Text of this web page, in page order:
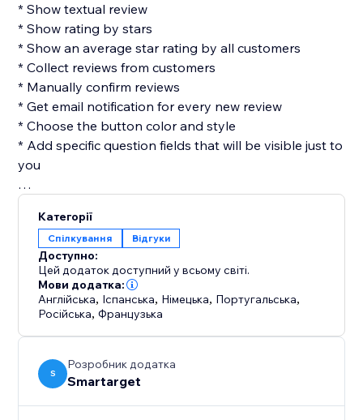
* Show textual review
* Show rating by stars
* Show an average star rating by all customers
* Collect reviews from customers
* Manually confirm reviews
* Get email notification for every new review
* Choose the button color and style
* Add specific question fields that will be visible just to
you
Smartarget is that you can avoid showing bad
feedback. We know how hard you work on your
website, and that sometimes angry customers leave
an aggressive review for no reasonable reason, it
happens. Our app can allow you to have full control
on the reviews you show on your website.
Be aware that the Reviews app by Smartarget allows
you to leave a review for your entire website and not
Категорії
Спілкування Відгуки
Доступно:
Цей додаток доступний у всьому світі.
Мови додатка:
Англійська, Іспанська, Німецька, Португальська,
Російська,Французька
S
Розробник додатка
Smartarget